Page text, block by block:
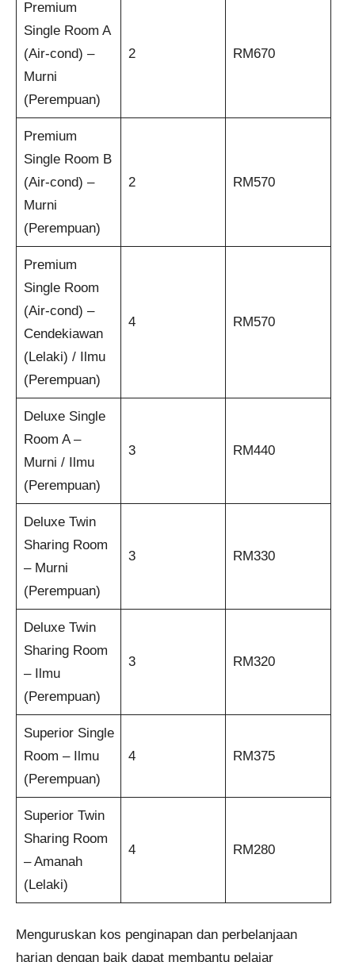
Premium
Single Room A
(Air-cond) –
Murni
(Perempuan)
2 RM670
Premium
Single Room B
(Air-cond) –
Murni
(Perempuan)
2 RM570
Premium
Single Room
(Air-cond) –
Cendekiawan
(Lelaki) / Ilmu
(Perempuan)
4 RM570
Deluxe Single
Room A –
Murni / Ilmu
(Perempuan)
3 RM440
Deluxe Twin
Sharing Room
– Murni
(Perempuan)
3 RM330
Deluxe Twin
Sharing Room
– Ilmu
(Perempuan)
3 RM320
Superior Single
Room – Ilmu
(Perempuan)
4 RM375
Superior Twin
Sharing Room
– Amanah
(Lelaki)
4 RM280
Menguruskan kos penginapan dan perbelanjaan
harian dengan baik dapat membantu pelajar